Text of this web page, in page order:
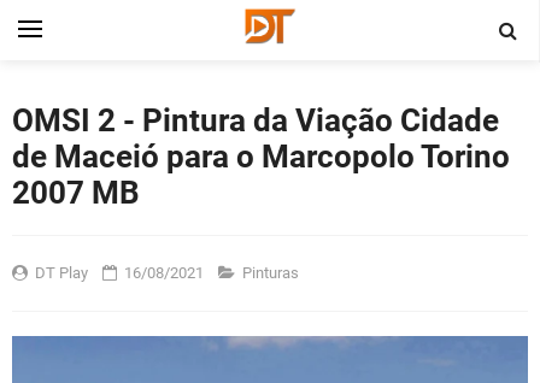
OMSI 2 - Pintura da Viação Cidade
de Maceió para o Marcopolo Torino
2007 MB
DT Play 16/08/2021 Pinturas